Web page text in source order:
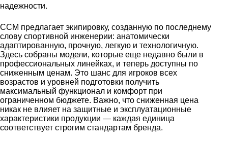
надежности.
CCM предлагает экипировку, созданную по последнему
слову спортивной инженерии: анатомически
адаптированную, прочную, легкую и технологичную.
Здесь собраны модели, которые еще недавно были в
профессиональных линейках, и теперь доступны по
сниженным ценам. Это шанс для игроков всех
возрастов и уровней подготовки получить
максимальный функционал и комфорт при
ограниченном бюджете. Важно, что сниженная цена
никак не влияет на защитные и эксплуатационные
характеристики продукции — каждая единица
соответствует строгим стандартам бренда.